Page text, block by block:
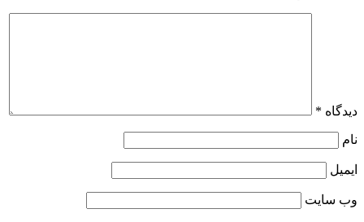
دیدگاه *
نام
ایمیل
وب‌ سایت